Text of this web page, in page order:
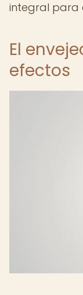
integral para
El
efectos